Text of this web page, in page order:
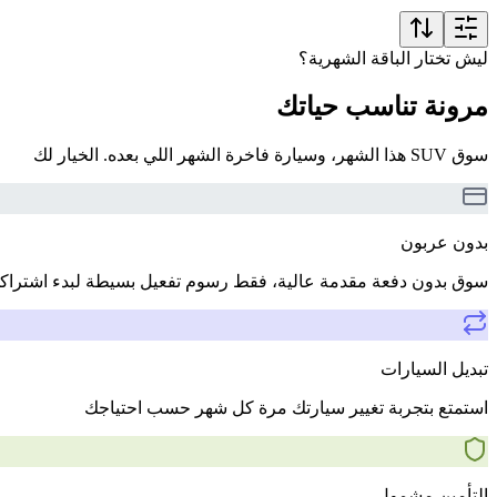
ليش تختار الباقة الشهرية؟
مرونة تناسب حياتك
سوق SUV هذا الشهر، وسيارة فاخرة الشهر اللي بعده. الخيار لك
بدون عربون
سوق بدون دفعة مقدمة عالية، فقط رسوم تفعيل بسيطة لبدء
تبديل السيارات
استمتع بتجربة تغيير سيارتك مرة كل شهر حسب احتياجك